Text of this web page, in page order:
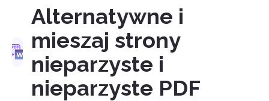
Alternatywne i
mieszaj strony
nieparzyste i
nieparzyste PDF